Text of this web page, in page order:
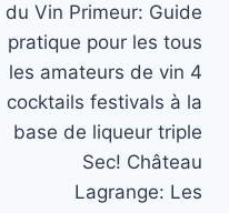
du Vin Primeur: Guide
pratique pour les tous
les amateurs de vin 4
cocktails festivals à la
base de liqueur triple
Sec! Château
Lagrange: Les